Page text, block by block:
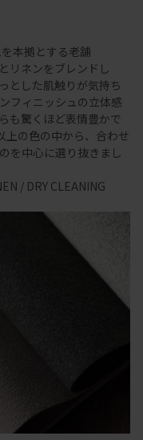
本拠とする老舗
リネンをブレンドし
とした肌触りが気持ち
フィニッシュの立体感
も驚くほど表情豊かで
上の色の中から、合わせ
を中心に選り抜きまし
/ DRY CLEANING